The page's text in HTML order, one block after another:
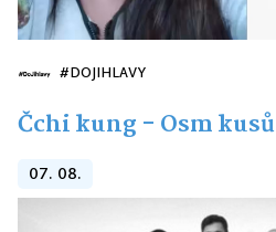
#DOJIHLAVY
Čchi kung - Osm
07. 08.